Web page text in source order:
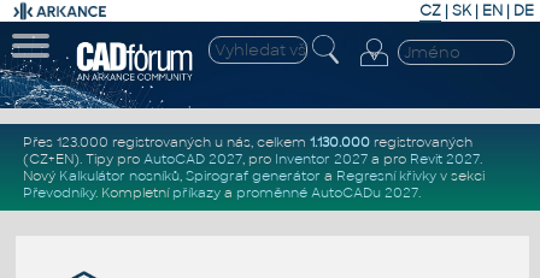
CZ | SK| EN | DE
Přes 123.000 registrovaných u nás, celkem 1.130.000registrovaných
(CZ+EN). Tipy pro AutoCAD 2027, pro Inventor 2027a pro Revit 2027.
Nový Kalkulátor nosníků, Spirograf generátor a Regresní křivkyv sekci
Převodníky. Kompletní příkazya proměnné AutoCADu 2027.